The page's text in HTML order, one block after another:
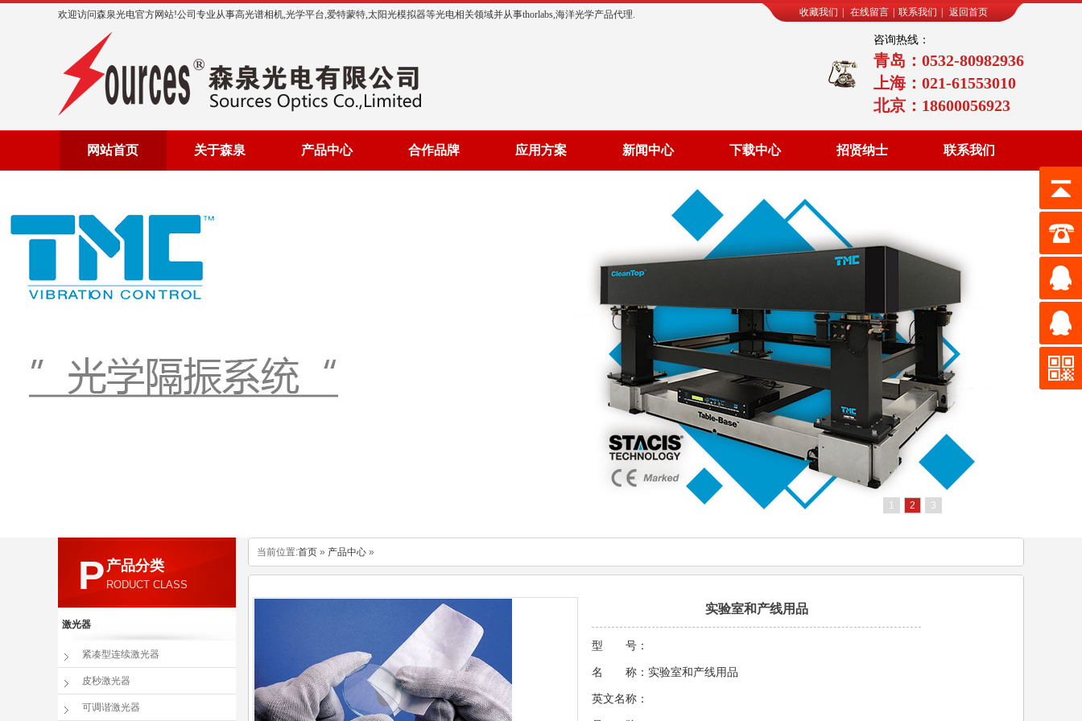
收藏我们 在线留言 联系我们 返回首页
欢迎访问森泉光电官方网站!公司专业从事高光谱相机,光学平台,爱特蒙特,太阳光模拟器等光电相关领域并从事thorlabs,海洋光学产品代理.
咨询热线：
青岛：0532-80982936
上海：021-61553010
北京：18600056923
网站首页 关于森泉 产品中心 合作品牌 应用方案 新闻中心 下载中心 招贤纳士 联系我们
1 2 3
当前位置:首页 » 产品中心 »
实验室和产线用品
型 号：
名 称：实验室和产线用品
英文名称：
P 产品分类
RODUCT CLASS
激光器
紧凑型连续激光器
皮秒激光器
可调谐激光器